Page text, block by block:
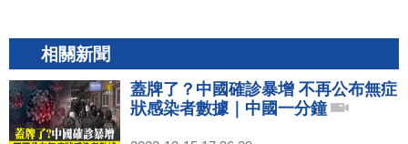
相關新聞
蓋牌了？中國確診暴增 不再公布無症
狀感染者數據｜中國一分鐘